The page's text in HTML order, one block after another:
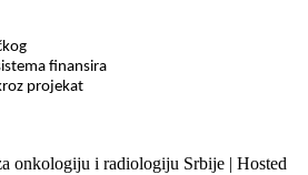
finansira
projekat
onkologiju i radiologiju Srbije | Hosted